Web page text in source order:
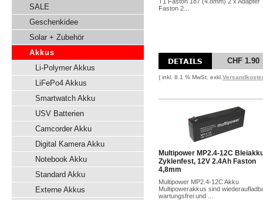
SALE
Geschenkidee
Solar + Zubehör
Akkus
Li-Polymer Akkus
LiFePo4 Akkus
Smartwatch Akku
USV Batterien
Camcorder Akku
Digital Kamera Akku
Notebook Akku
Standard Akku
Externe Akkus
Faston 2...
CHF 1.90
( inkl. 8.1 % MwSt. exkl.
Multipower MP2.4-12C
Zyklenfest, 12V 2.4Ah Faston
4,8mm
Multipower MP2.4-12C Akku
Multipowerakkus sind
wartungsfrei und ...